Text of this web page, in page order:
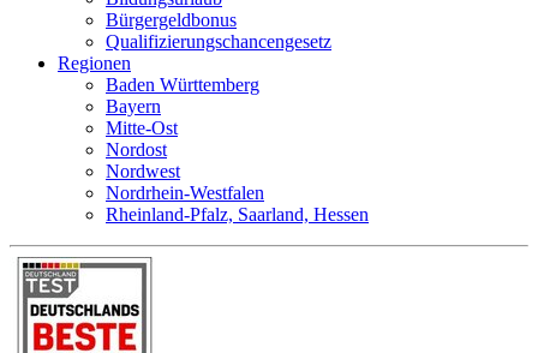
Bürgergeldbonus
Qualifizierungschancengesetz
Regionen
Baden Württemberg
Bayern
Mitte-Ost
Nordost
Nordwest
Nordrhein-Westfalen
Rheinland-Pfalz, Saarland, Hessen